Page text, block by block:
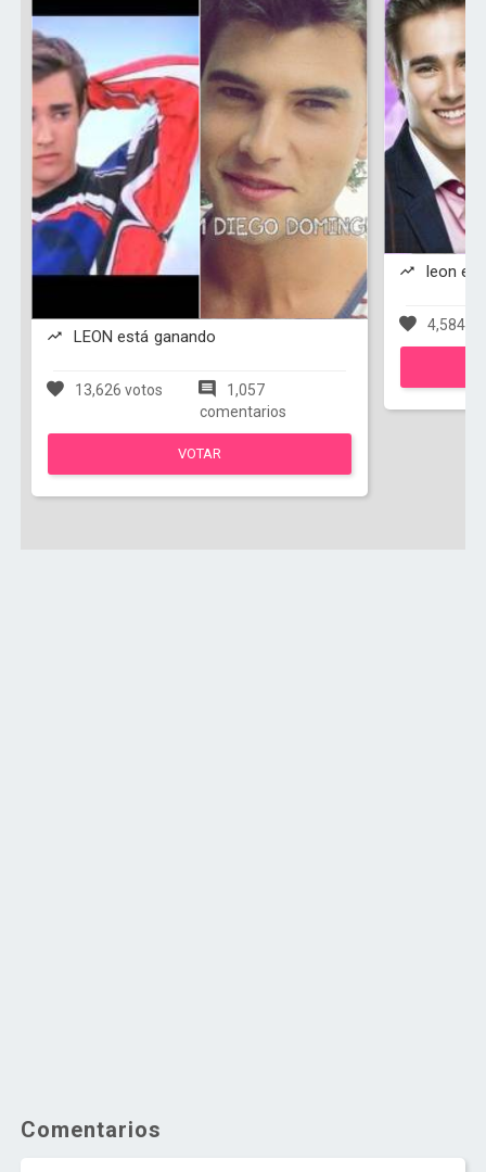
LEON está ganando
13,626 votos
1,057
comentarios
VOTAR
leon
4,584
Comentarios